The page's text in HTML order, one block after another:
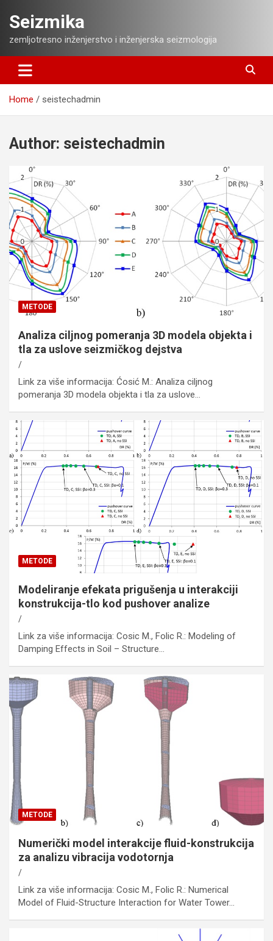
content
Seizmika
zemljotresno inženjerstvo i inženjerska seizmologija
Home seistechadmin
Author: seistechadmin
METODE
Analiza ciljnog pomeranja 3D modela objekta i
tla za uslove seizmičkog dejstva
Link za više informacija: Ćosić M.: Analiza ciljnog
pomeranja 3D modela objekta i tla za uslove…
METODE
Modeliranje efekata prigušenja u interakciji
konstrukcija-tlo kod pushover analize
Link za više informacija: Cosic M., Folic R.: Modeling of
Damping Effects in Soil – Structure…
METODE
Numerički model interakcije fluid-konstrukcija
za analizu vibracija vodotornja
Link za više informacija: Cosic M., Folic R.: Numerical
Model of Fluid-Structure Interaction for Water Tower…